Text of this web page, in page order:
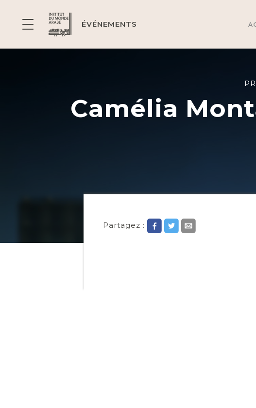
ÉVÉNEMENTS
Camélia
Partagez :